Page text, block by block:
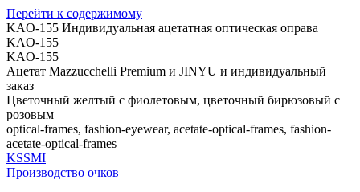
Перейти к содержимому
KAO-155 Индивидуальная ацетатная оптическая оправа
KAO-155
KAO-155
Ацетат Mazzucchelli Premium и JINYU и индивидуальный
заказ
Цветочный желтый с фиолетовым, цветочный бирюзовый с
розовым
optical-frames, fashion-eyewear, acetate-optical-frames, fashion-
acetate-optical-frames
KSSMI
Производство очков